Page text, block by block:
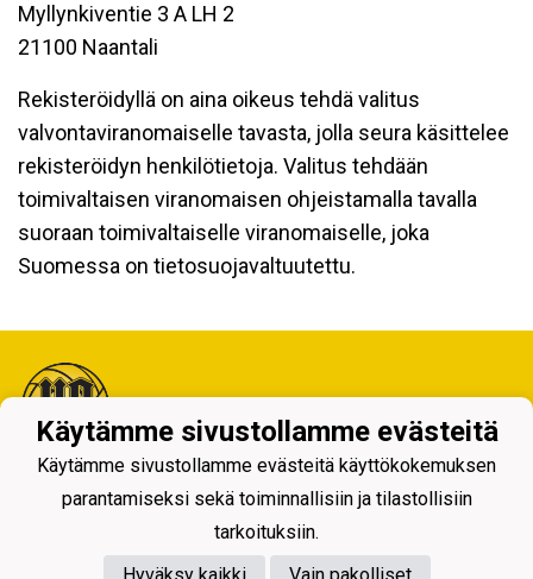
Myllynkiventie 3 A LH 2
21100 Naantali
Rekisteröidyllä on aina oikeus tehdä valitus
valvontaviranomaiselle tavasta, jolla seura käsittelee
rekisteröidyn henkilötietoja. Valitus tehdään
toimivaltaisen viranomaisen ohjeistamalla tavalla
suoraan toimivaltaiselle viranomaiselle, joka
Suomessa on tietosuojavaltuutettu.
Tietosuojaseloste
Käytämme sivustollamme evästeitä
Käytämme sivustollamme evästeitä käyttökokemuksen
parantamiseksi sekä toiminnallisiin ja tilastollisiin
tarkoituksiin.